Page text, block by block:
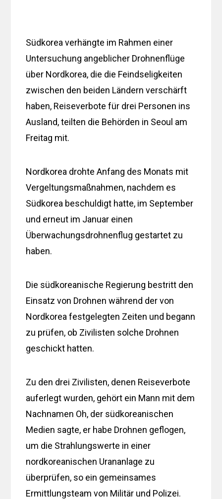
Südkorea verhängte im Rahmen einer
Untersuchung angeblicher Drohnenflüge
über Nordkorea, die die Feindseligkeiten
zwischen den beiden Ländern verschärft
haben, Reiseverbote für drei Personen ins
Ausland, teilten die Behörden in Seoul am
Freitag mit.
Nordkorea drohte Anfang des Monats mit
Vergeltungsmaßnahmen, nachdem es
Südkorea beschuldigt hatte, im September
und erneut im Januar einen
Überwachungsdrohnenflug gestartet zu
haben.
Die südkoreanische Regierung bestritt den
Einsatz von Drohnen während der von
Nordkorea festgelegten Zeiten und begann
zu prüfen, ob Zivilisten solche Drohnen
geschickt hatten.
Zu den drei Zivilisten, denen Reiseverbote
auferlegt wurden, gehört ein Mann mit dem
Nachnamen Oh, der südkoreanischen
Medien sagte, er habe Drohnen geflogen,
um die Strahlungswerte in einer
nordkoreanischen Urananlage zu
überprüfen, so ein gemeinsames
Ermittlungsteam von Militär und Polizei.